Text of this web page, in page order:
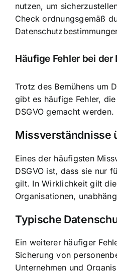
nutzen, um
Check ordnungsgemäß
Häufige Fehler bei
Trotz des Bemühens um
gibt es häufige Fehler,
DSGVO gemacht werden.
Missverständnisse
Eines der häufigsten
DSGVO ist, dass sie nur
gilt. In Wirklichkeit gilt
Organisationen,
Typische
Ein weiterer häufiger
Sicherung von
Unternehmen und